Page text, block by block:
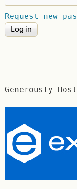
Request new
Generously